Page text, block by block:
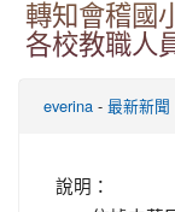
轉知會稽國
各校教職人
everina - 最新新聞
說明：